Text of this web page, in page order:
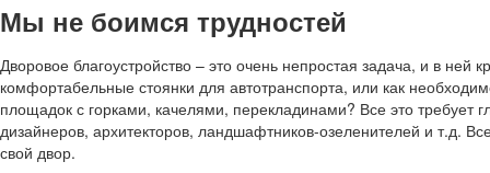
Мы не боимся трудностей
Дворовое благоустройство – это очень непростая задача, и в
комфортабельные стоянки для автотранспорта, или как
площадок с горками, качелями, перекладинами? Все это требует
дизайнеров, архитекторов, ландшафтников-озеленителей и т.д.
свой двор.